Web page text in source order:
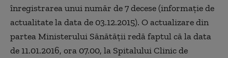
înregistrarea unui număr de 7 decese (informaţie de
actualitate la data de 03.12.2015). O actualizare din
partea Ministerului Sănătăţii redă faptul că la data
de 11.01.2016, ora 07.00, la Spitalului Clinic de